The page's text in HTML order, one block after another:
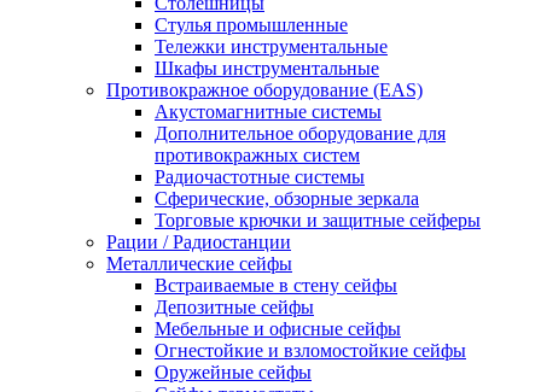
Стулья промышленные
Тележки инструментальные
Шкафы инструментальные
Противокражное оборудование (EAS)
Акустомагнитные системы
Дополнительное оборудование для
противокражных систем
Радиочастотные системы
Сферические, обзорные зеркала
Торговые крючки и защитные сейферы
Рации / Радиостанции
Металлические сейфы
Встраиваемые в стену сейфы
Депозитные сейфы
Мебельные и офисные сейфы
Огнестойкие и взломостойкие сейфы
Оружейные сейфы